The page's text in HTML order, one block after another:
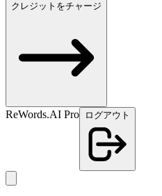
クレジットをチャージ
ReWords.AI Pro ログアウト